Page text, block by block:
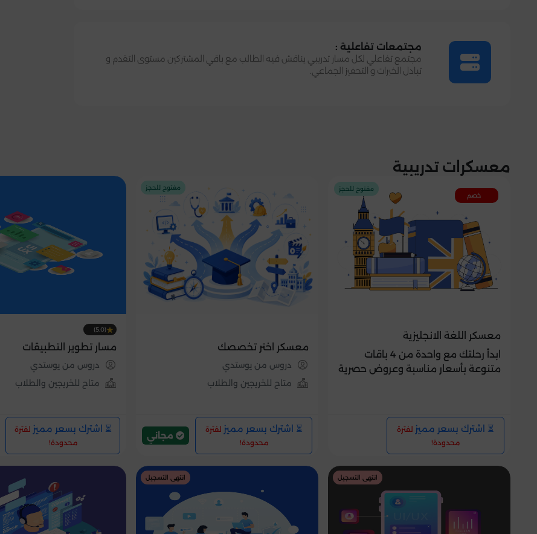
مجتمعات تفاعلية :
مجتمع تفاعلي لكل مسار تدريبي يناقش فيه الطالب مع باقي المشتركين مستوى التقدم و
تبادل الخبرات و التحفيز الجماعي.
معسكرات تدريبية
مفتوح للحجز
خصم
معسكر اللغة الانجليزية
ابدأ رحلتك مع واحدة من 4 باقات
متنوعة بأسعار مناسبة وعروض حصرية
⏳ اشترك بسعر مميز لفترة
محدودة!
مفتوح للحجز
معسكر اختر تخصصك
دروس من يوستدي
متاح للخريجين والطلاب
⏳ اشترك بسعر مميزلفترة
محدودة!
مجاني
(5.0)
مسار تطوير التطبيقات
دروس من يوستدي
متاح للخريجين والطلاب
⏳ اشترك بسعر مميزلفترة
محدودة!
انتهى التسجيل انتهى التسجيل